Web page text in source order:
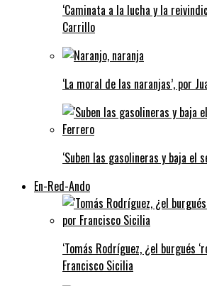
‘Caminata a la lucha y la
Carrillo
‘La moral de las naranjas’, por
‘Suben las gasolineras y baja el
En-Red-Ando
‘Tomás Rodríguez, ¿el burgués
Francisco Sicilia